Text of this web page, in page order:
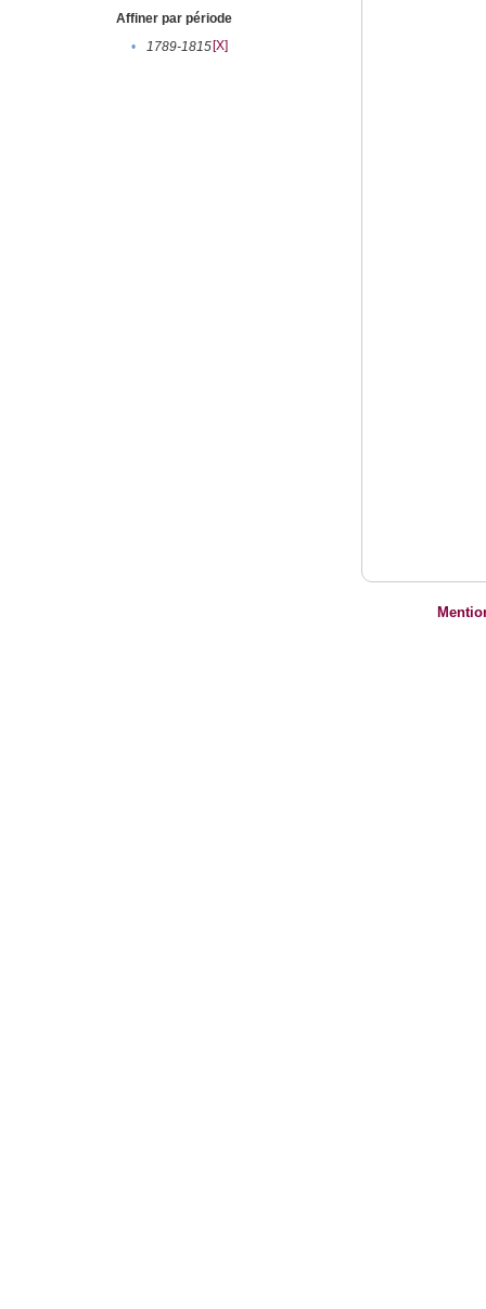
Affiner par période
•
1789-1815[X]